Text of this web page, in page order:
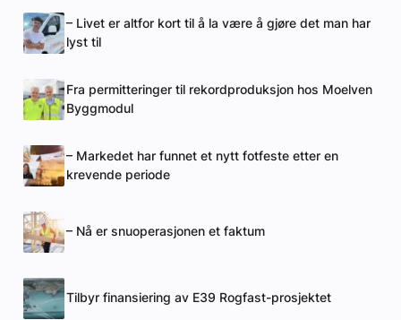
– Livet er altfor kort til å la være å gjøre det man har
lyst til
Fra permitteringer til rekordproduksjon hos Moelven
Byggmodul
– Markedet har funnet et nytt fotfeste etter en
krevende periode
– Nå er snuoperasjonen et faktum
Tilbyr finansiering av E39 Rogfast-prosjektet